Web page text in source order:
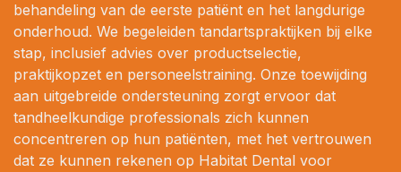
behandeling van de eerste patiënt en het langdurige
onderhoud. We begeleiden tandartspraktijken bij elke
stap, inclusief advies over productselectie,
praktijkopzet en personeelstraining. Onze toewijding
aan uitgebreide ondersteuning zorgt ervoor dat
tandheelkundige professionals zich kunnen
concentreren op hun patiënten, met het vertrouwen
dat ze kunnen rekenen op Habitat Dental voor